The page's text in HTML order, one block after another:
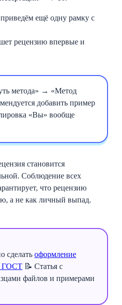
ещё одну рамку с
рецензию впервые и
метода» → «Метод
добавить пример
«Вы» вообще
становится
Соблюдение всех
что рецензию
а не как личный выпад.
сделать оформление
ГОСТ 📝 Статья с
файлов и примерами